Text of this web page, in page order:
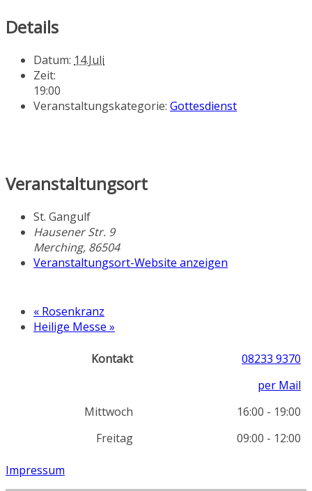
Details
Datum: 14.Juli
Zeit:
19:00
Veranstaltungskategorie: Gottesdienst
Veranstaltungsort
St. Gangulf
Hausener Str. 9
Merching, 86504
Veranstaltungsort-Website anzeigen
« Rosenkranz
Heilige Messe »
Kontakt
08233 9370
per Mail
Mittwoch
16:00 - 19:00
Freitag
09:00 - 12:00
Impressum